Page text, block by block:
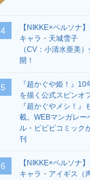
4
【NIKKE×ペルソナ
キャラ・天城雪子
（CV：小清水亜美）
開！
5
『超かぐや姫！』10
を描く公式スピンオ
『超かぐやメシ！』
載。WEBマンガレー
ル・ビビビコミック
刊
6
【NIKKE×ペルソナ
キャラ・アイギス（